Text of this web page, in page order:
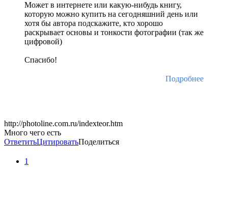
Может в интернете или какую-нибудь книгу,
которую можно купить на сегодняшний день или
хотя бы автора подскажите, кто хорошо
раскрывает основы и тонкости фотографии (так же
цифровой)
Спасибо!
Подробнее
http://photoline.com.ru/indexteor.htm
Много чего есть
ОтветитьЦитироватьПоделиться
1